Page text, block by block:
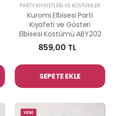
PARTY KIYAFETLERİ VE KOSTÜMLER
Kuromi Elbisesi Parti
Kıyafeti ve Gösteri
Elbisesi Kostümü ABY202
859,00 TL
SEPETE EKLE
YENİ